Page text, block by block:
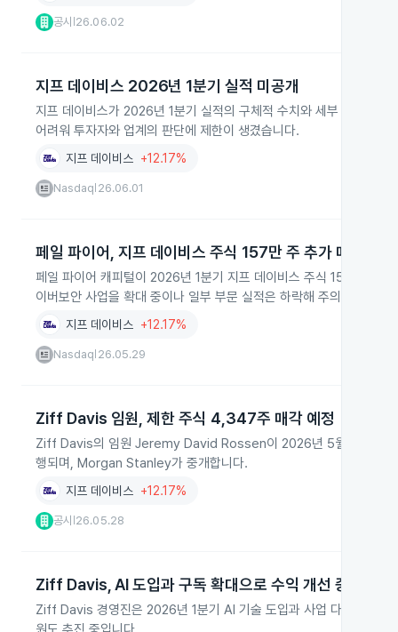
공시 26.06.02
지프 데이비스 2026년 1분기 실적 미공개
지프 데이비스가 2026년 1분기 실적의 구체적 수치와 세부 내용을
어려워 투자자와 업계의 판단에 제한이 생겼습니다.
지프 데이비스 +12.17%
Nasdaq 26.06.01
페일 파이어, 지프 데이비스 주식 157만 주 추가 매입
페일 파이어 캐피털이 2026년 1분기 지프 데이비스 주식 157만 주
이버보안 사업을 확대 중이나 일부 부문 실적은 하락해 주의가 필요합
지프 데이비스 +12.17%
Nasdaq 26.05.29
Ziff Davis 임원, 제한 주식 4,347주 매각 예정
Ziff Davis의 임원 Jeremy David Rossen이 2026년 5월 28일, 보
행되며, Morgan Stanley가 중개합니다.
지프 데이비스 +12.17%
공시 26.05.28
Ziff Davis, AI 도입과 구독 확대으로 수익 개선 중
Ziff Davis 경영진은 2026년 1분기 AI 기술 도입과 사업 다각화로 수